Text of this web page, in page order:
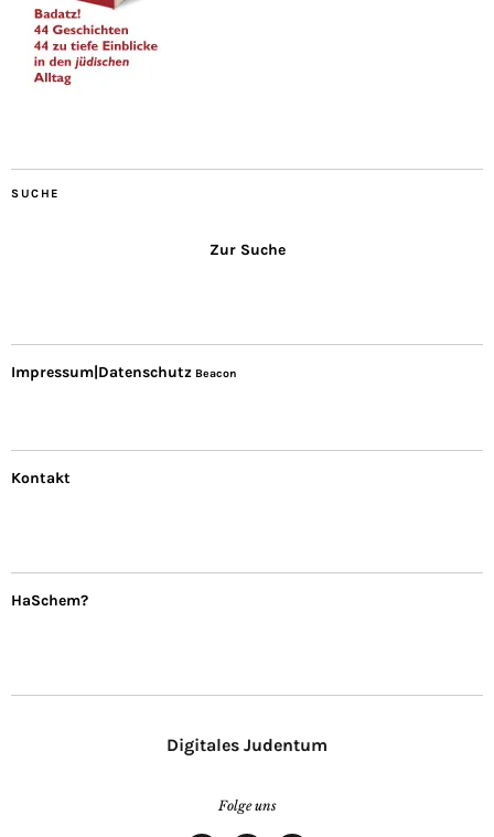
SUCHE
Zur Suche
Impressum|Datenschutz Beacon
Kontakt
HaSchem?
Digitales Judentum
Folge uns